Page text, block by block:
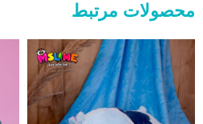
محصولات مرتبط